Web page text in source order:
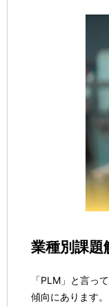
業種別課
「PLM」と言っ
傾向にあります。